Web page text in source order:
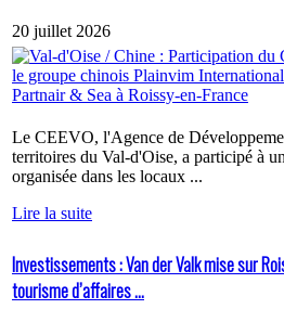
20 juillet 2026
Le CEEVO, l'Agence de
territoires du Val-d'Oise, a participé à
organisée dans les locaux ...
Lire la suite
Investissements : Van der Valk mise sur
tourisme d’affaires ...